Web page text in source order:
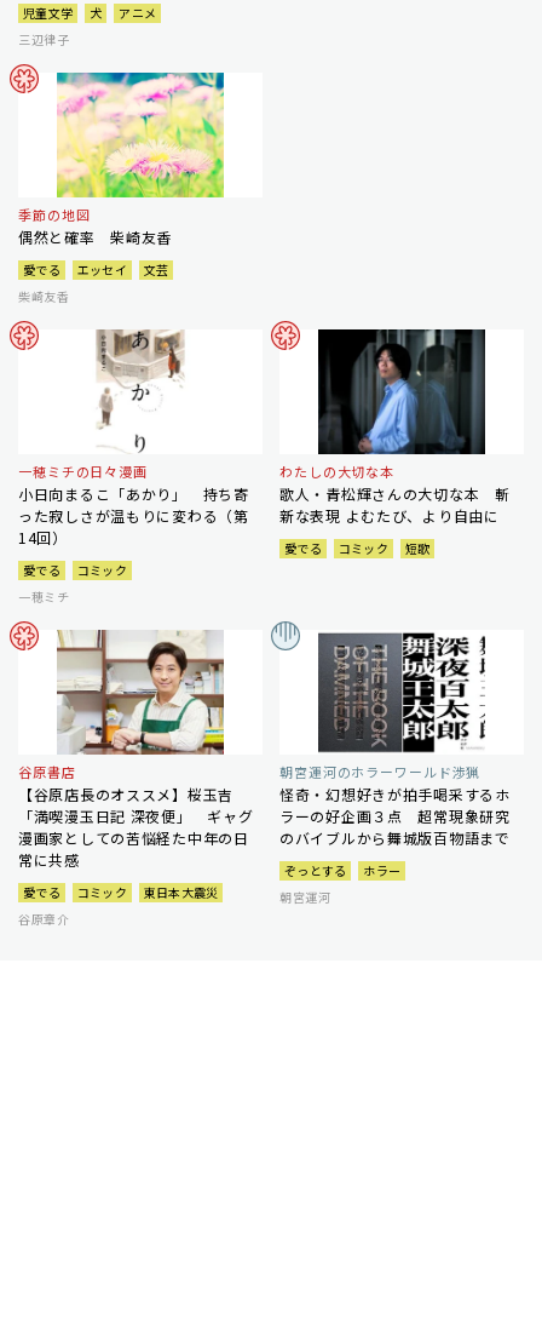
児童文学 犬
アニメ
三辺律子
季節の地図
偶然と確率 柴崎友香
愛でる エッセイ
文芸
柴崎友香
一穂ミチの日々漫画
小日向まるこ「あかり」 持ち寄
った寂しさが温もりに変わる（第
14回）
愛でる
コミック
一穂ミチ
わたしの大切な本
歌人・青松輝さんの大切な本 斬
新な表現 よむたび、より自由に
愛でる コミック 短歌
谷原書店
【谷原店長のオススメ】桜玉吉
「満喫漫玉日記 深夜便」 ギャグ
漫画家としての苦悩経た中年の日
常に共感
愛でる コミック
東日本大震災
谷原章介
朝宮運河のホラーワールド渉猟
怪奇・幻想好きが拍手喝采するホ
ラーの好企画３点 超常現象研究
のバイブルから舞城版百物語まで
ぞっとする
ホラー
朝宮運河